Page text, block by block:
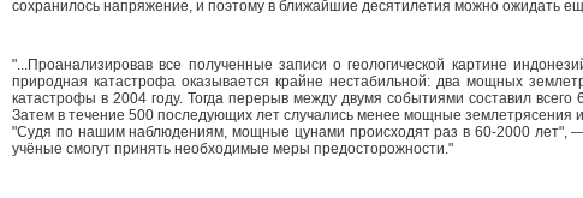
сохранилось напряжение, и поэтому в ближайшие десятилетия можно ожидать
"...Проанализировав все полученные записи о геологической картине
природная катастрофа оказывается крайне нестабильной: два мощных
катастрофы в 2004 году. Тогда перерыв между двумя событиями составил
Затем в течение 500 последующих лет случались менее мощные землетрясения
"Судя по нашим наблюдениям, мощные цунами происходят раз в 60-2000 лет", —
учёные смогут принять необходимые меры предосторожности."